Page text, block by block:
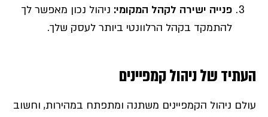
פנייה ישירה לקהל המקומי: ניהול נכון מאפשר לך
להתמקד בקהל הרלוונטי ביותר לעסק שלך.
העתיד של ניהול קמפיינים
עולם ניהול הקמפיינים משתנה ומתפתח במהירות, וחשוב